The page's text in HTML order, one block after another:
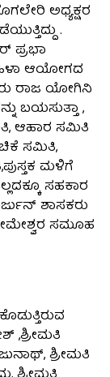
ಅಧ್ಯಕ್ಷರ
.
ಪ್ರಭಾ
ಆಯೋಗದ
ರಾಜ ಯೋಗಿನಿ
ಬಯಸುತ್ತಾ ,
ಆಹಾರ ಸಮಿತಿ
ಸಮಿತಿ,
ಮಳಿಗೆ
ಸಹಕಾರ
ಶಾಸಕರು
ಸಮೂಹ
,ಶ್ರೀಮತಿ
ಶ್ರೀಮತಿ